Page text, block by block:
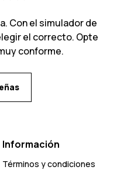
Con el simulador de
el correcto. Opte
conforme.
Información
Términos y condiciones